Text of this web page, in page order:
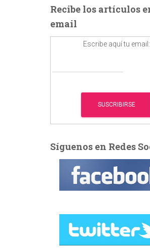
r
:
Recibe los artículos
email
Escribe aquí tu email:
Síguenos en Redes